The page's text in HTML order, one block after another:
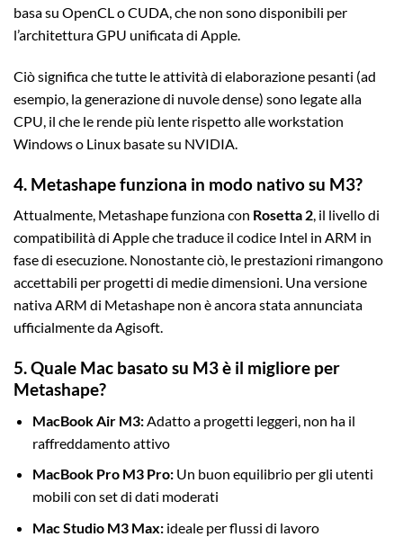
basa su OpenCL o CUDA, che non sono disponibili per
l’architettura GPU unificata di Apple.
Ciò significa che tutte le attività di elaborazione pesanti (ad
esempio, la generazione di nuvole dense) sono legate alla
CPU, il che le rende più lente rispetto alle workstation
Windows o Linux basate su NVIDIA.
4. Metashape funziona in modo nativo su M3?
Attualmente, Metashape funziona con Rosetta 2, il livello di
compatibilità di Apple che traduce il codice Intel in ARM in
fase di esecuzione. Nonostante ciò, le prestazioni rimangono
accettabili per progetti di medie dimensioni. Una versione
nativa ARM di Metashape non è ancora stata annunciata
ufficialmente da Agisoft.
5. Quale Mac basato su M3 è il migliore per
Metashape?
MacBook Air M3:Adatto a progetti leggeri, non ha il
raffreddamento attivo
MacBook Pro M3 Pro:Un buon equilibrio per gli utenti
mobili con set di dati moderati
Mac Studio M3 Max:ideale per flussi di lavoro